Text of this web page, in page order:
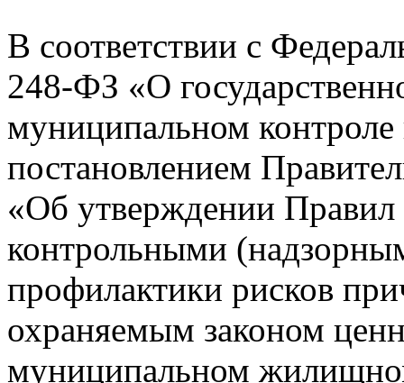
В соответствии с
248-ФЗ «О
муниципальном
постановлением
«Об утверждении Правил
контрольными
профилактики рисков
охраняемым законом
муниципальном